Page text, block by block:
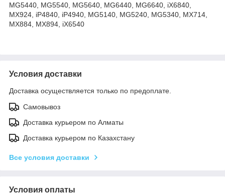
MG5440, MG5540, MG5640, MG6440, MG6640, iX6840,
MX924, iP4840, iP4940, MG5140, MG5240, MG5340, MX714,
MX884, MX894, iX6540
Условия доставки
Доставка осуществляется только по предоплате.
Самовывоз
Доставка курьером по Алматы
Доставка курьером по Казахстану
Все условия доставки
Условия оплаты